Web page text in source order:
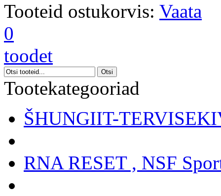
Tooteid ostukorvis: Vaata
0
toodet
Tootekategooriad
ŠHUNGIIT-
RNA RESET , NSF